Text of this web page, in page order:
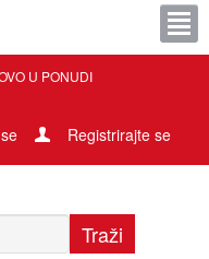
U PONUDI
Registrirajte se